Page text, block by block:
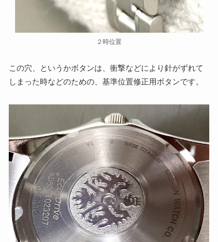
２時位置
この穴、というかボタンは、衝撃などにより針がずれて
しまった時などのための、基準位置修正用ボタンです。